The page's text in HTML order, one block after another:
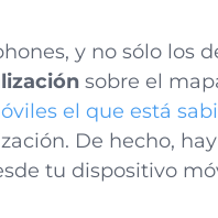
y no sólo los
sobre el
el que está
De hecho,
tu dispositivo